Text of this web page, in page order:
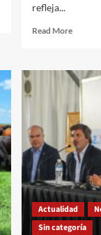
refleja...
Read MoreRead
Maíz:
Altas
ventas
externas
Actualidad
Sin categoría